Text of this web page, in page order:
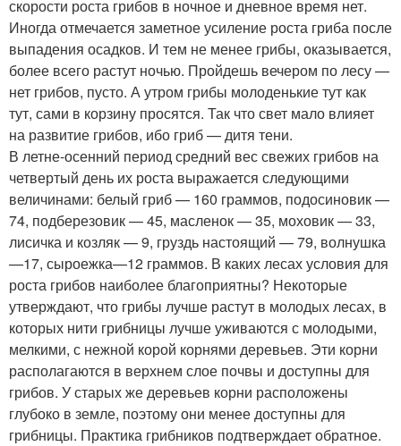
скорости роста грибов в ночное и дневное время нет.
Иногда отмечается заметное усиление роста гриба после
выпадения осадков. И тем не менее грибы, оказывается,
более всего растут ночью. Пройдешь вечером по лесу —
нет грибов, пусто. А утром грибы молоденькие тут как
тут, сами в корзину просятся. Так что свет мало влияет
на развитие грибов, ибо гриб — дитя тени.
В летне-осенний период средний вес свежих грибов на
четвертый день их роста выражается следующими
величинами: белый гриб — 160 граммов, подосиновик —
74, подберезовик — 45, масленок — 35, моховик — 33,
лисичка и козляк — 9, груздь настоящий — 79, волнушка
—17, сыроежка—12 граммов. В каких лесах условия для
роста грибов наиболее благоприятны? Некоторые
утверждают, что грибы лучше растут в молодых лесах, в
которых нити грибницы лучше уживаются с молодыми,
мелкими, с нежной корой корнями деревьев. Эти корни
располагаются в верхнем слое почвы и доступны для
грибов. У старых же деревьев корни расположены
глубоко в земле, поэтому они менее доступны для
грибницы. Практика грибников подтверждает обратное.